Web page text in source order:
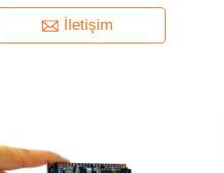
İletişim